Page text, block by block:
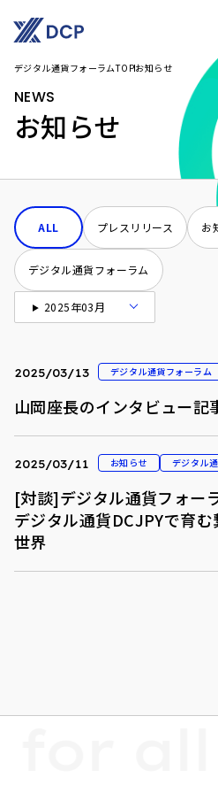
デジタル通貨フォーラムTOPお知らせ
NEWS
お知らせ
ALL プレスリリース お
デジタル通貨フォーラム
2025年03月
2025/03/13 デジタル通貨フォーラム
山岡座長のインタビュー記
2025/03/11 お知らせ デジタル
[対談]デジタル通貨フォー
デジタル通貨DCJPYで育
世界